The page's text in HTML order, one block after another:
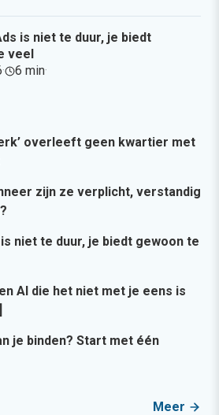
is niet te duur, je biedt
veel
· 6 min·
overleeft geen kwartier met
zijn ze verplicht, verstandig
is niet te duur, je biedt gewoon te
AI die het niet met je eens is
je binden? Start met één
Meer